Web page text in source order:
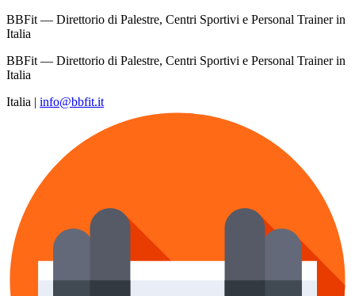
BBFit — Direttorio di Palestre, Centri Sportivi e Personal Trainer in
Italia
BBFit — Direttorio di Palestre, Centri Sportivi e Personal Trainer in
Italia
Italia | info@bbfit.it